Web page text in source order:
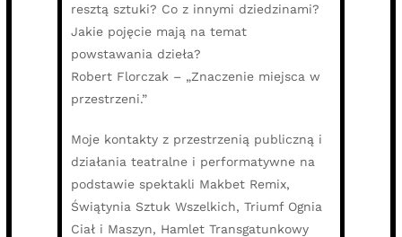
resztą sztuki? Co z innymi dziedzinami?
Jakie pojęcie mają na temat
powstawania dzieła?
Robert Florczak – „Znaczenie miejsca w
przestrzeni.”
Moje kontakty z przestrzenią publiczną i
działania teatralne i performatywne na
podstawie spektakli Makbet Remix,
Świątynia Sztuk Wszelkich, Triumf Ognia
Ciał i Maszyn, Hamlet Transgatunkowy